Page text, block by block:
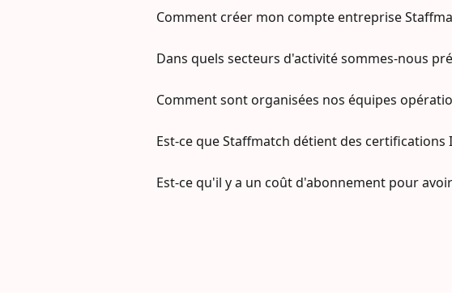
Comment créer mon compte entreprise
Dans quels secteurs d'activité sommes-nous
Comment sont organisées nos équipes
Est-ce que Staffmatch détient des certifications
Est-ce qu'il y a un coût d'abonnement pour